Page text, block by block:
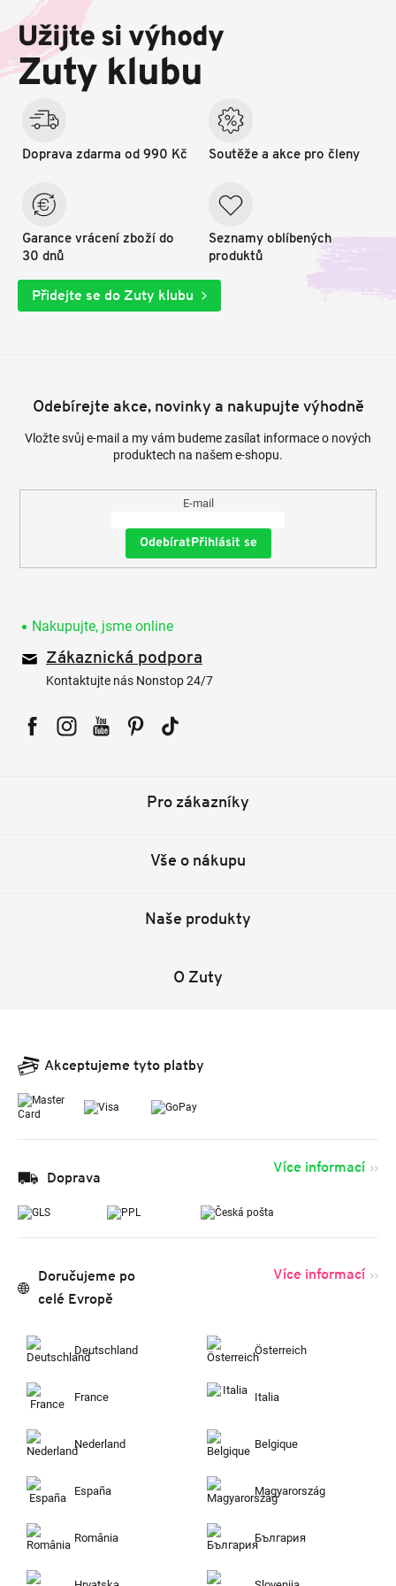
a
í
Užijte si výhody
Zuty klubu
Doprava zdarma od 990 Kč
Garance vrácení zboží do
30 dnů
Soutěže a akce pro členy
Seznamy oblíbených
produktů
Přidejte se do Zuty klubu
Odebírejte akce, novinky a nakupujte výhodně
Vložte svůj e-mail a my vám budeme zasílat informace o nových
produktech na našem e-shopu.
E-mail
Přihlásit se
Nakupujte, jsme online
Zákaznická podpora
Kontaktujte nás Nonstop 24/7
Pro zákazníky
Vše o nákupu
Naše produkty
O Zuty
Akceptujeme tyto platby
Doprava
Více informací
Doručujeme po
celé Evropě
Více informací
Deutschland Österreich
France Italia
Nederland Belgique
España Magyarország
România България